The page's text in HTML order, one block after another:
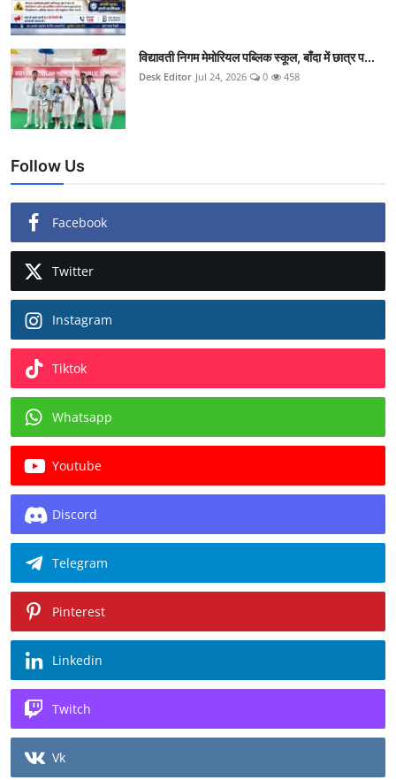
विद्यावती निगम मेमोरियल पब्लिक स्कूल, बाँदा में छात्र प...
Desk Editor Jul 24, 2026 0 458
Follow Us
Facebook
Twitter
Instagram
Tiktok
Whatsapp
Youtube
Discord
Telegram
Pinterest
Linkedin
Twitch
Vk